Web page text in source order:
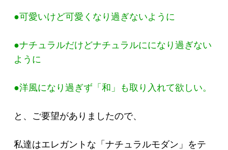
●可愛いけど可愛くなり過ぎないように
●ナチュラルだけどナチュラルにになり過ぎない
ように
●洋風になり過ぎず「和」も取り入れて欲しい。
と、ご要望がありましたので、
私達はエレガントな「ナチュラルモダン」をテ